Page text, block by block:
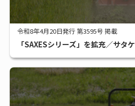
令和8年4月20日発行 第3595号 掲載
「SAXESシリーズ」を拡充／サタケ